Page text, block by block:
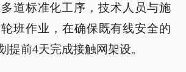
道标准化工序，技术人员与施
班作业，在确保既有线安全的
提前4天完成接触网架设。